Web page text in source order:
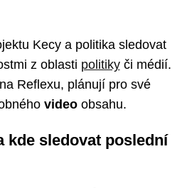
Kecy a politika sledovat
z oblasti politikyči médií.
Reflexu, plánují pro své
videoobsahu.
kde sledovat poslední